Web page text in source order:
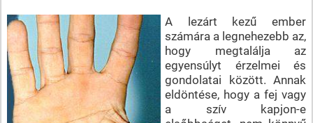
A lezárt kezű ember
számára a legnehezebb az,
hogy megtalálja az
egyensúlyt érzelmei és
gondolatai között. Annak
eldöntése, hogy a fej vagy
a szív kapjon-e